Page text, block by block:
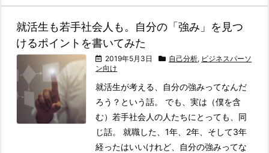
就活生も若手社会人も。自分の「強み」を見つ
けるポイントを書いてみた
2019年5月3日 自己分析, ビジネスパーソ
ン向け
就活生が考える、自分の強みってなんだ
ろう？という話。 でも、実は（僕を含
む）若手社会人の人たちにとっても、同
じ話。 就職した、1年、2年、そして3年
経ったはいいけれど、自分の強みってな